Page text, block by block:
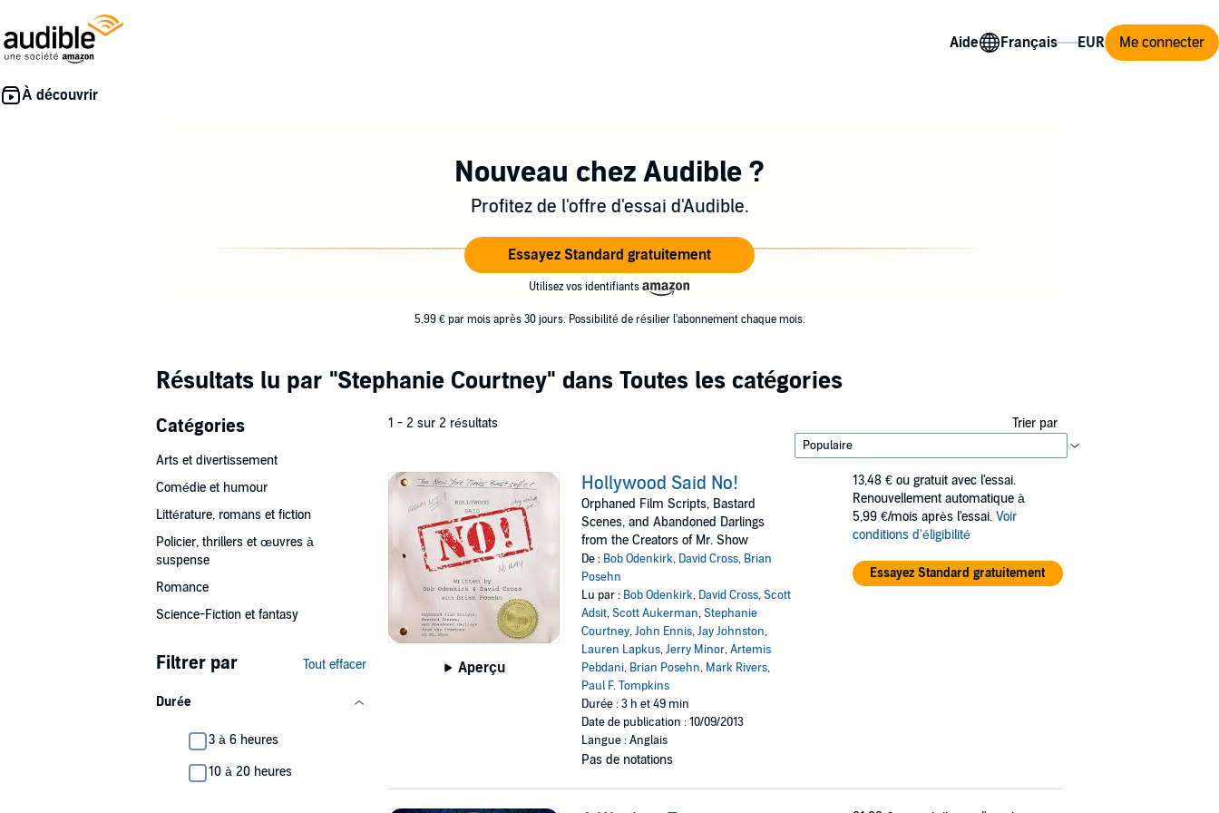
Aide Me connecter
Nouveau chez Audible ?
Profitez de l'offre d'essai d'Audible.
Essayez Standard gratuitement
Utilisez vos identifiants
5,99 € par mois après 30 jours. Possibilité de résilier l'abonnement chaque mois.
Résultats lu par "Stephanie Courtney" dans Toutes les catégories
Catégories
Arts et divertissement
Comédie et humour
Littérature, romans et fiction
Policier, thrillers et œuvres à
suspense
Romance
Science-Fiction et fantasy
Filtrer par Tout effacer
Durée
3 à 6 heures
10 à 20 heures
1 - 2 sur 2 résultats Trier par
Aperçu
Hollywood Said No!
Orphaned Film Scripts, Bastard
Scenes, and Abandoned Darlings
from the Creators of Mr. Show
De : Bob Odenkirk, David Cross, Brian
Posehn
Lu par : Bob Odenkirk, David Cross,Scott
Adsit,Scott Aukerman,Stephanie
Courtney,John Ennis,Jay Johnston,
Lauren Lapkus,Jerry Minor,Artemis
Pebdani, Brian Posehn, Mark Rivers,
Paul F. Tompkins
Durée : 3 h et 49 min
Date de publication : 10/09/2013
Langue : Anglais
Pas de notations
13,48 € ou gratuit avec l'essai.
Renouvellement automatique à
5,99 €/mois après l'essai. Voir
conditions d'éligibilité
Essayez Standard gratuitement